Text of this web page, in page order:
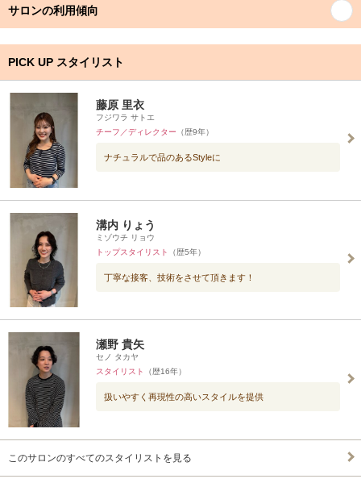
サロンの利用傾向
PICK UP スタイリスト
藤原 里衣
フジワラ サトエ
チーフ／ディレクター （歴9年）
ナチュラルで品のあるStyleに
溝内 りょう
ミゾウチ リョウ
トップスタイリスト
（歴5年）
丁寧な接客、技術をさせて頂きます！
瀬野 貴矢
セノ タカヤ
スタイリスト
（歴16年）
扱いやすく再現性の高いスタイルを提供
このサロンのすべてのスタイリストを見る